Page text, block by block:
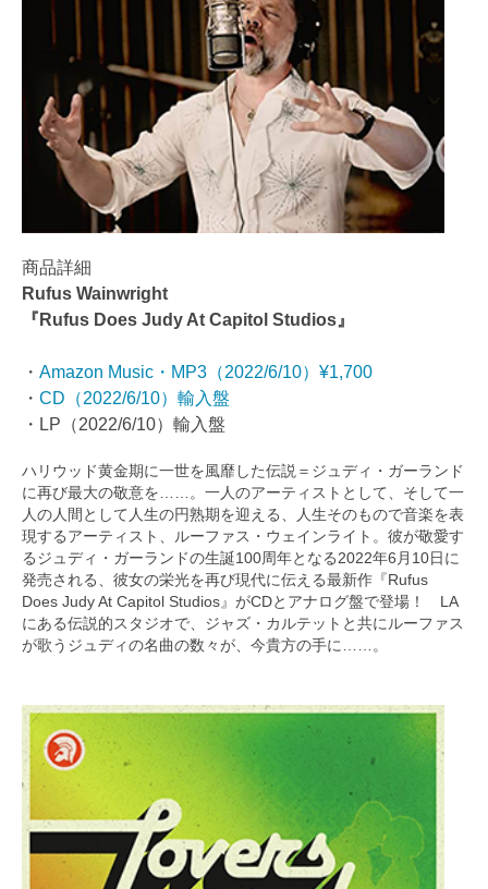
商品詳細
Rufus Wainwright
『Rufus Does Judy At Capitol Studios』
・ Amazon Music・MP3（2022/6/10）¥1,700
・ CD（2022/6/10）輸入盤
・LP（2022/6/10）輸入盤
ハリウッド黄金期に一世を風靡した伝説＝ジュディ・ガーランド
に再び最大の敬意を……。一人のアーティストとして、そして一
人の人間として人生の円熟期を迎える、人生そのもので音楽を表
現するアーティスト、ルーファス・ウェインライト。彼が敬愛す
るジュディ・ガーランドの生誕100周年となる2022年6月10日に
発売される、彼女の栄光を再び現代に伝える最新作『Rufus
Does Judy At Capitol Studios』がCDとアナログ盤で登場！ LA
にある伝説的スタジオで、ジャズ・カルテットと共にルーファス
が歌うジュディの名曲の数々が、今貴方の手に……。